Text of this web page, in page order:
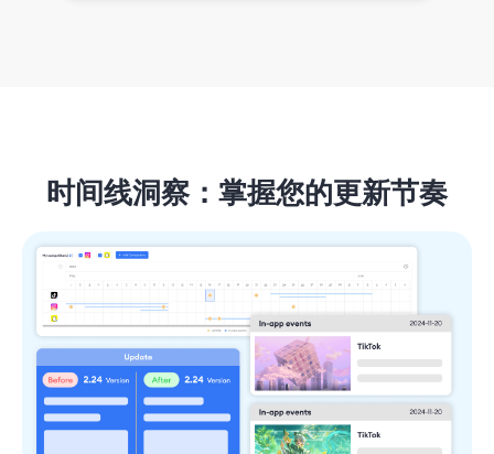
时间线洞察：掌握您的更新节奏